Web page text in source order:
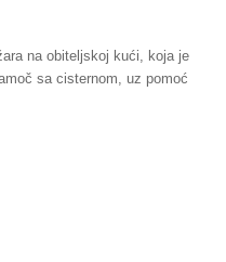
na obiteljskoj kući, koja je
sa cisternom, uz pomoć